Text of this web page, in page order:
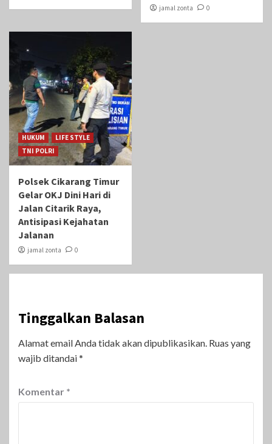
jamal zonta 0
HUKUM
LIFE STYLE
TNI POLRI
Polsek Cikarang Timur
Gelar OKJ Dini Hari di
Jalan Citarik Raya,
Antisipasi Kejahatan
Jalanan
jamal zonta 0
Tinggalkan Balasan
Alamat email Anda tidak akan dipublikasikan. Ruas yang
wajib ditandai*
Komentar *